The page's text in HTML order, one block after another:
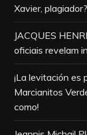
Xavier, plagiador?
JACQUES
oficiais revelam
¡La levitación es
Marcianitos
como!